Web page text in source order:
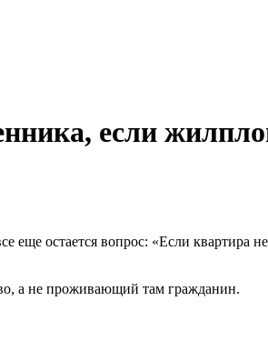
если
еще остается вопрос: «Если квартира
а не проживающий там гражданин.